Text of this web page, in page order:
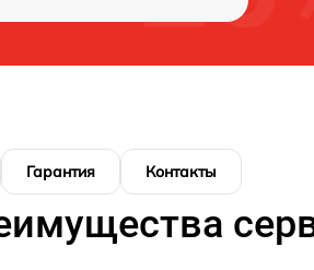
Гарантия Контакты